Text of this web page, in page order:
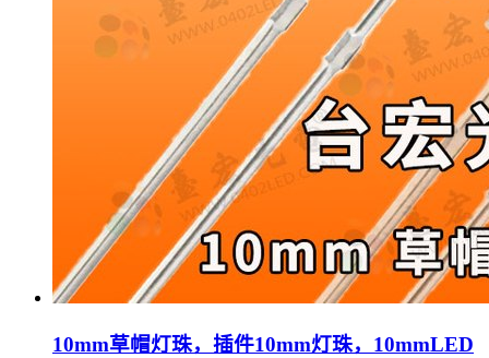
10mm草帽灯珠，插件10mm灯珠，10mmLED